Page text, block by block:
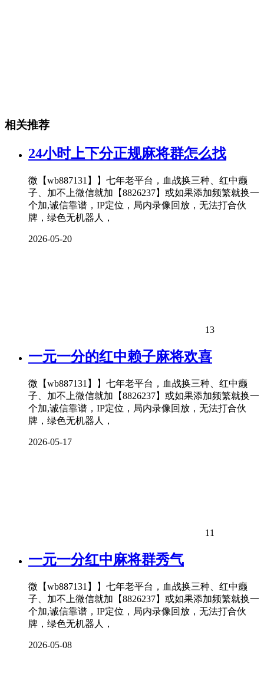
相关推荐
24小时上下分正规麻将群怎么找
微【wb887131】】七年老平台，血战换三种、红中癞
子、加不上微信就加【8826237】或如果添加频繁就换一
个加,诚信靠谱，IP定位，局内录像回放，无法打合伙
牌，绿色无机器人，
2026-05-20
13
一元一分的红中赖子麻将欢喜
微【wb887131】】七年老平台，血战换三种、红中癞
子、加不上微信就加【8826237】或如果添加频繁就换一
个加,诚信靠谱，IP定位，局内录像回放，无法打合伙
牌，绿色无机器人，
2026-05-17
11
一元一分红中麻将群秀气
微【wb887131】】七年老平台，血战换三种、红中癞
子、加不上微信就加【8826237】或如果添加频繁就换一
个加,诚信靠谱，IP定位，局内录像回放，无法打合伙
牌，绿色无机器人，
2026-05-08